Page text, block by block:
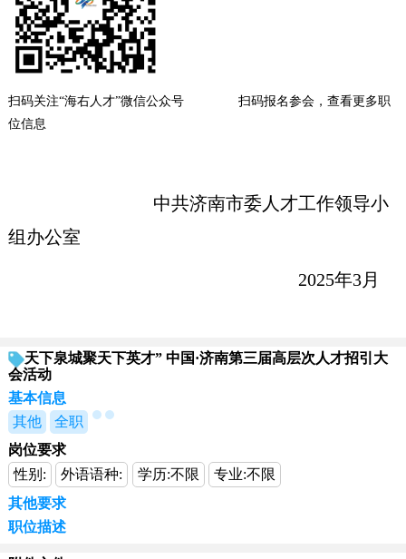
扫码关注“海右人才”微信公众号 扫码报名参会，查看更多职
位信息
中共济南市委人才工作领导小
组办公室
2025年3月
天下泉城聚天下英才” 中国·济南第三届高层次人才招引大
会活动
基本信息
其他
全职
岗位要求
性别:
外语语种: 学历:不限 专业:不限
其他要求
职位描述